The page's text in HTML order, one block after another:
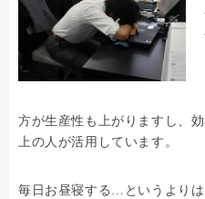
方が生産性も上がりますし、
上の人が活用しています。
毎日お昼寝する…というより